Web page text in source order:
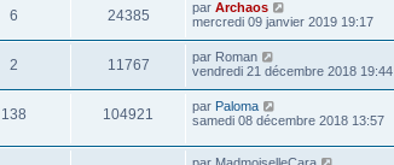
6 24385 par Archaos
mercredi 09 janvier 2019 19:17
2 11767 par Roman
vendredi 21 décembre 2018 19:44
138 104921 par Paloma
samedi 08 décembre 2018 13:57